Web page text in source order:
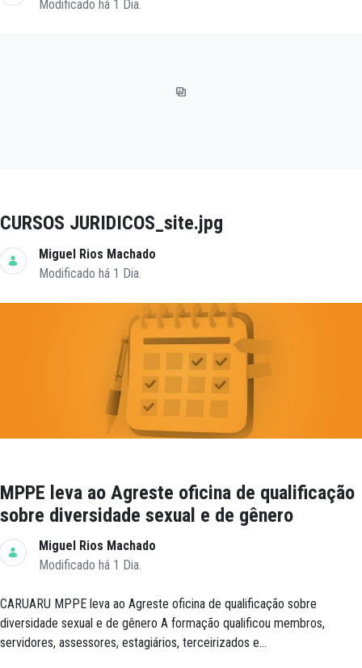
Modificado há 1 Dia.
CURSOS JURIDICOS_site.jpg
Miguel Rios Machado
Modificado há 1 Dia.
MPPE leva ao Agreste oficina de qualificação
sobre diversidade sexual e de gênero
Miguel Rios Machado
Modificado há 1 Dia.
CARUARU MPPE leva ao Agreste oficina de qualificação sobre
diversidade sexual e de gênero A formação qualificou membros,
servidores, assessores, estagiários, terceirizados e...